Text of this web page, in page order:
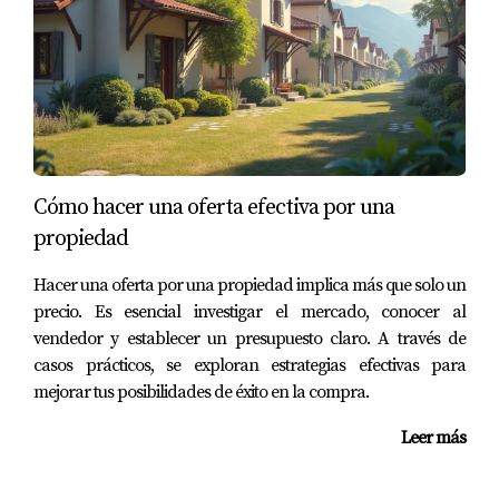
🎯 ¿Por qué es ideal este préstamo para ti?
Es perfecto si tienesbuen ingreso proyectado
pero poco ahorro inicial
Puedescomprar antes de terminar tu
residencia o práctica
Ahorra al no tener que pagar seguro
Te permite entrar al mercado inmobiliario con
mayor poder de compra
Cómo hacer una oferta efectiva por una
propiedad
Hacer una oferta por una propiedad implica más que solo un
precio. Es esencial investigar el mercado, conocer al
vendedor y establecer un presupuesto claro. A través de
casos prácticos, se exploran estrategias efectivas para
mejorar tus posibilidades de éxito en la compra.
Leer más